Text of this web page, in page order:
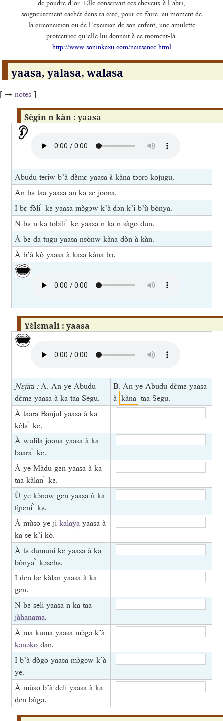
de poudre d’or. Elle conservait ces cheveux à l’abri,
soigneusement cachés dans sa case, pour en faire, au moment de
la circoncision ou de l’excision de son enfant, une amulette
protectrice qu’elle lui donnait à ce moment-là.
http://www.soninkaxu.com/naissance.html
yaasa, yalasa, walasa
[ → notes ]
Sègin n kàn : yaasa
Abudu teriw b’à dɛ̀mɛ yaasa à kàna tɔɔrɔ kojugu.
An bɛ taa yaasa an ka se joona.
I bɛ fòli ̀ kɛ yaasa mɔ̀gɔw k’à dɔn k’i b’ù bònya.
N bɛ n ka tobili ̀ kɛ yaasa n ka n sàgo dun.
À bɛ da tugu yaasa nsònw kàna dòn à kàn.
À b’à kò yaasa à kasa kàna bɔ.
Yɛ̀lɛmali : yaasa
Ɲɛjira :A. An ye Abudu
dɛ̀mɛ yaasa à ka taa Segu.
B. An ye Abudu dɛ̀mɛ yaasa
à kàna taa Segu.
À taara Banjul yaasa à ka
kɛ̀lɛ ̀ kɛ.
À wulila joona yaasa à ka
baara ̀ kɛ.
À ye Màdu gɛn yaasa à ka
taa kàlan ̀ kɛ.
Ù ye kɔ̀nɔw gɛn yaasa ù ka
tìɲɛni ̀ kɛ.
À mùso ye ji kalayayaasa à
ka se k’i kò.
À tɛ dumuni kɛ yaasa à ka
bònya ̀ kɔsɛbɛ.
I den bɛ kàlan yaasa à ka
gɛn.
N bɛ seli yaasa n ka taa
jàhanama.
À ma kuma yaasa mɔ̀gɔ k’à
kɔnɔkodan.
I b’à dògo yaasa mɔ̀gɔw k’à
ye.
À mùso b’à deli yaasa à ka
den bùgɔ.